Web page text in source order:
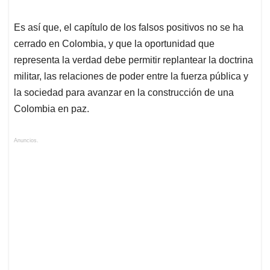
Es así que, el capítulo de los falsos positivos no se ha
cerrado en Colombia, y que la oportunidad que
representa la verdad debe permitir replantear la doctrina
militar, las relaciones de poder entre la fuerza pública y
la sociedad para avanzar en la construcción de una
Colombia en paz.
Anuncios.